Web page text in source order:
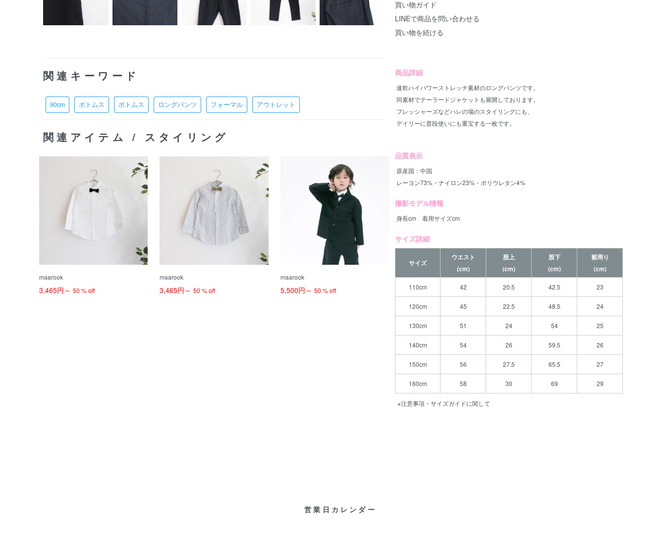
買い物ガイド
LINEで商品を問い合わせる
買い物を続ける
商品詳細
速乾ハイパワーストレッチ素材のロングパンツです。
同素材でテーラードジャケットも展開しております。
フレッシャーズなどハレの場のスタイリングにも、
デイリーに普段使いにも重宝する一枚です。
品質表示
原産国：中国
レーヨン73%・ナイロン23%・ポリウレタン4%
撮影モデル情報
身長cm 着用サイズcm
サイズ詳細
サイズ
ウエスト
(cm)
股上
(cm)
股下
(cm)
裾周り
(cm)
110cm 42 20.5 42.5 23
120cm 45 22.5 48.5 24
130cm 51 24 54 25
140cm 54 26 59.5 26
150cm 56 27.5 65.5 27
160cm 58 30 69 29
※注意事項・サイズガイドに関して
関連キーワード
90cm ボトムス ボトムス ロングパンツ フォーマル アウトレット
関連アイテム / スタイリング
maarook
3,465円～ 50 % off
maarook
3,465円～50 % off
maarook
5,500円～ 50 % off
営業日カレンダー